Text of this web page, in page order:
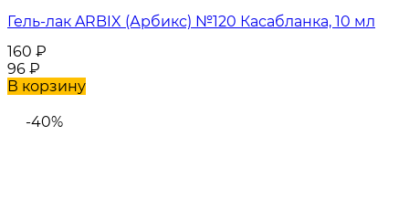
Гель-лак ARBIX (Арбикс) №120 Касабланка, 10 мл
160 ₽
96 ₽
В корзину
-40%